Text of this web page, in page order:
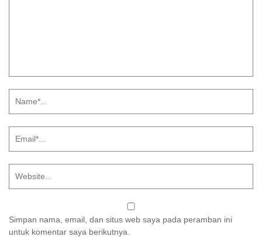
Simpan nama, email, dan situs web saya pada peramban ini
untuk komentar saya berikutnya.